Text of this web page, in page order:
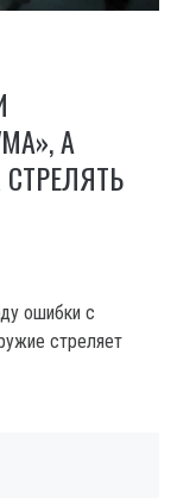
А
ошибки с
стреляет